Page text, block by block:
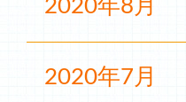
2020年8月
2020年7月